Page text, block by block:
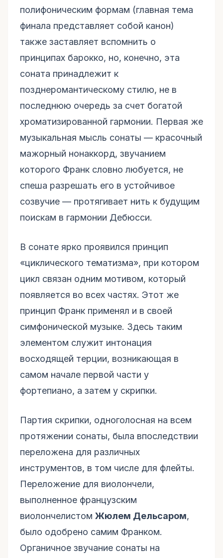
полифоническим формам (главная тема
финала представляет собой канон)
также заставляет вспомнить о
принципах барокко, но, конечно, эта
соната принадлежит к
позднеромантическому стилю, не в
последнюю очередь за счет богатой
хроматизированной гармонии. Первая же
музыкальная мысль сонаты — красочный
мажорный нонаккорд, звучанием
которого Франк словно любуется, не
спеша разрешать его в устойчивое
созвучие — протягивает нить к будущим
поискам в гармонии Дебюсси.
В сонате ярко проявился принцип
«циклического тематизма», при котором
цикл связан одним мотивом, который
появляется во всех частях. Этот же
принцип Франк применял и в своей
симфонической музыке. Здесь таким
элементом служит интонация
восходящей терции, возникающая в
самом начале первой части у
фортепиано, а затем у скрипки.
Партия скрипки, одноголосная на всем
протяжении сонаты, была впоследствии
переложена для различных
инструментов, в том числе для флейты.
Переложение для виолончели,
выполненное французским
виолончелистом Жюлем Дельсаром,
было одобрено самим Франком.
Органичное звучание сонаты на